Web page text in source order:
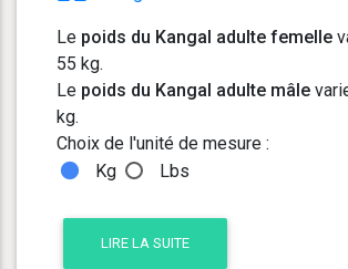
Le poids du Kangal adulte femelle
55 kg.
Le poids du Kangal adulte mâle
kg.
Choix de l'unité de mesure :
Kg
Lbs
LIRE LA SUITE